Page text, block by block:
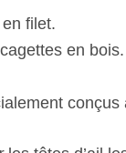
filet.
en bois.
conçus